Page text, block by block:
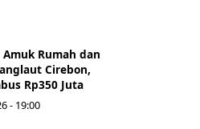
Amuk Rumah dan
Cirebon,
Rp350 Juta
- 19:00